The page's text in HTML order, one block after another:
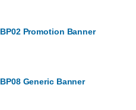
BP02 Promotion Banner
BP08 Generic Banner